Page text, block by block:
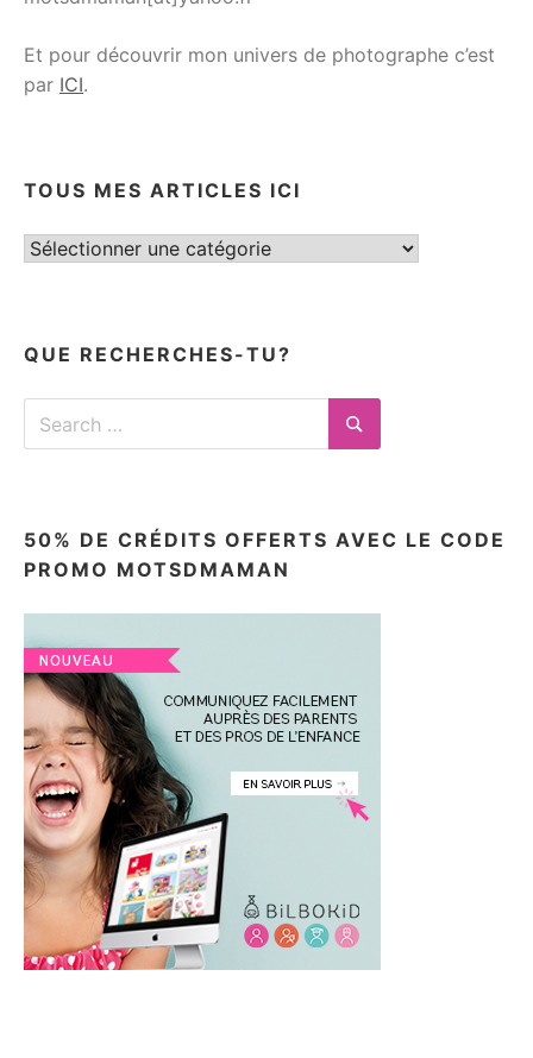
Et pour découvrir mon univers de photographe c’est
par ICI.
TOUS MES ARTICLES ICI
Tous
QUE RECHERCHES-TU?
Search
for:
Search
50% DE CRÉDITS OFFERTS AVEC LE CODE
PROMO MOTSDMAMAN